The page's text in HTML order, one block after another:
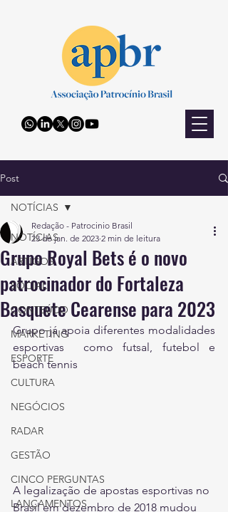
Post
NOTÍCIAS
ARTIGOS
SOCIAL
CONTEÚDO
MARKETING
ESPORTE
CULTURA
NEGÓCIOS
RADAR
GESTÃO
CINCO PERGUNTAS
LANÇAMENTOS
NOTÍCIAS
Grupo Royal Bets é o novo
patrocinador do Fortaleza
Basquete Cearense para 2023
Redação - Patrocinio Brasil
23 de jan. de 2023 2 min de leitura
Grupo já apoia diferentes modalidades
esportivas  como futsal, futebol e
beach tennis
A legalização de apostas esportivas no
Brasil em dezembro de 2018 mudou